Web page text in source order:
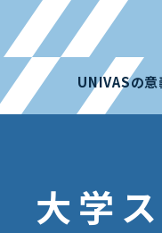
UNIVASの意
大学